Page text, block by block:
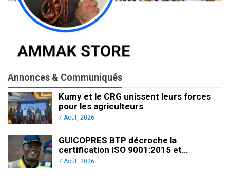
Annonces & Communiqués
Kumy et le CRG unissent leurs forces
pour les agriculteurs
7 Août, 2026
GUICOPRES BTP décroche la
certification ISO 9001:2015 et…
7 Août, 2026